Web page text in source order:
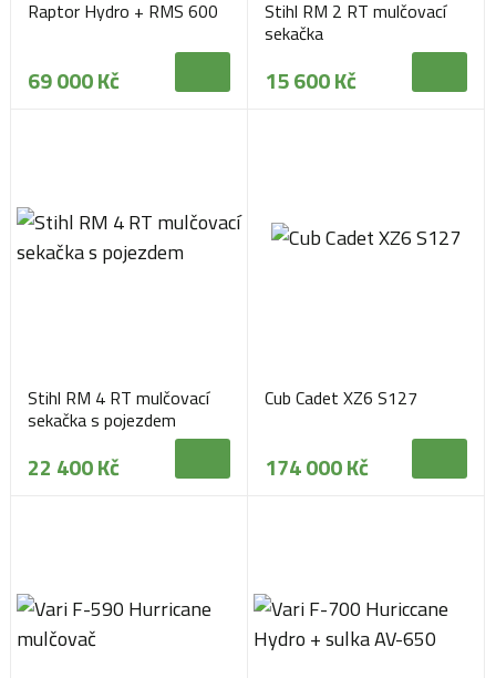
Raptor Hydro + RMS 600
69 000 Kč
Stihl RM 2 RT mulčovací
sekačka
15 600 Kč
Stihl RM 4 RT mulčovací
sekačka s pojezdem
22 400 Kč
Cub Cadet XZ6 S127
174 000 Kč